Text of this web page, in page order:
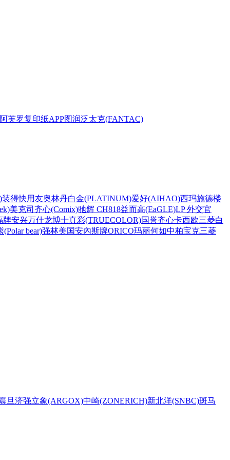
阿芙罗复印纸APP图润泛太克(FANTAC)
装得快用友奥林丹白金(PLATINUM)爱好(AIHAO)西玛施德楼
美克司 齐心(Comix)驰辉 CH818益而高(EaGLE)LP 外交官
牌安兴万仕龙博士真彩(TRUECOLOR)国誉齐心卡西欧三菱白
(Polar bear)强林美国安內斯牌ORICO玛丽何如中柏宝克三菱
旦济强立象(ARGOX)中崎(ZONERICH)新北洋(SNBC)斑马